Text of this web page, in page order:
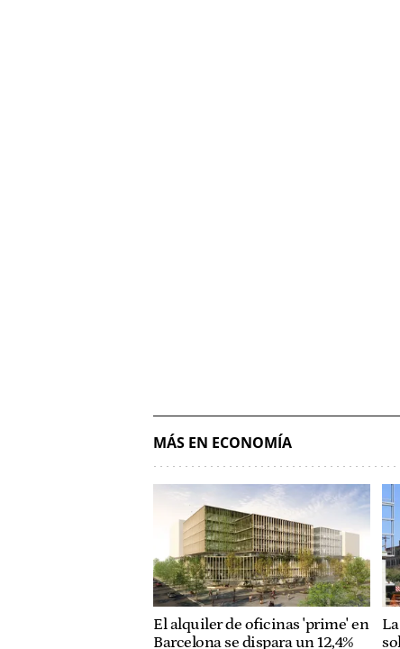
MÁS EN ECONOMÍA
El alquiler de oficinas 'prime' en
Barcelona se dispara un 12,4%